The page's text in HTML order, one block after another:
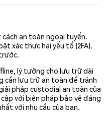
cách an toàn ngoại tuyến.
xác thực hai yếu tố (2FA).
lý tưởng cho lưu trữ dài
cần lưu trữ an toàn để tránh
pháp custodial an toàn của
với biện pháp bảo vệ đáng
với nhu cầu của bạn.